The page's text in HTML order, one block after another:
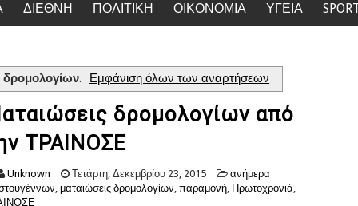
ΔΙΕΘΝΗ ΠΟΛΙΤΙΚΗ ΟΙΚΟΝΟΜΙΑ ΥΓΕΙΑ
δρομολογίων. Εμφάνιση όλων των αναρτήσεων
δρομολογίων από
ΤΡΑΙΝΟΣΕ
Unknown Τετάρτη, Δεκεμβρίου 23, 2015
ανήμερα
, ματαιώσεις δρομολογίων, παραμονή, Πρωτοχρονιά,